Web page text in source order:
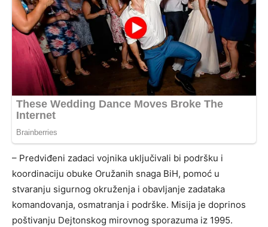
– Predviđeni zadaci vojnika uključivali bi podršku i
koordinaciju obuke Oružanih snaga BiH, pomoć u
stvaranju sigurnog okruženja i obavljanje zadataka
komandovanja, osmatranja i podrške. Misija je doprinos
poštivanju Dejtonskog mirovnog sporazuma iz 1995.